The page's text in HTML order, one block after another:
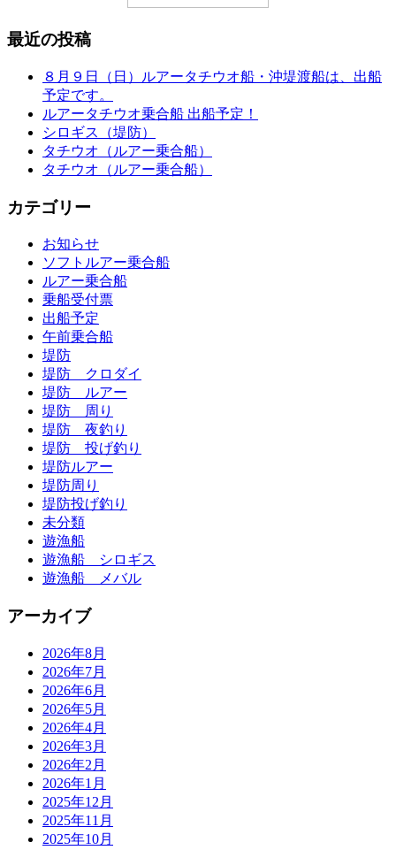
最近の投稿
８月９日（日）ルアータチウオ船・沖堤渡船は、出船
予定です。
ルアータチウオ乗合船 出船予定！
シロギス（堤防）
タチウオ（ルアー乗合船）
タチウオ（ルアー乗合船）
カテゴリー
お知らせ
ソフトルアー乗合船
ルアー乗合船
乗船受付票
出船予定
午前乗合船
堤防
堤防 クロダイ
堤防 ルアー
堤防 周り
堤防 夜釣り
堤防 投げ釣り
堤防ルアー
堤防周り
堤防投げ釣り
未分類
遊漁船
遊漁船 シロギス
遊漁船 メバル
アーカイブ
2026年8月
2026年7月
2026年6月
2026年5月
2026年4月
2026年3月
2026年2月
2026年1月
2025年12月
2025年11月
2025年10月